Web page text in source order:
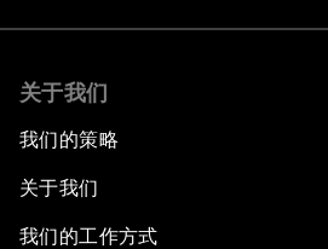
关于我们
我们的策略
关于我们
我们的工作方式